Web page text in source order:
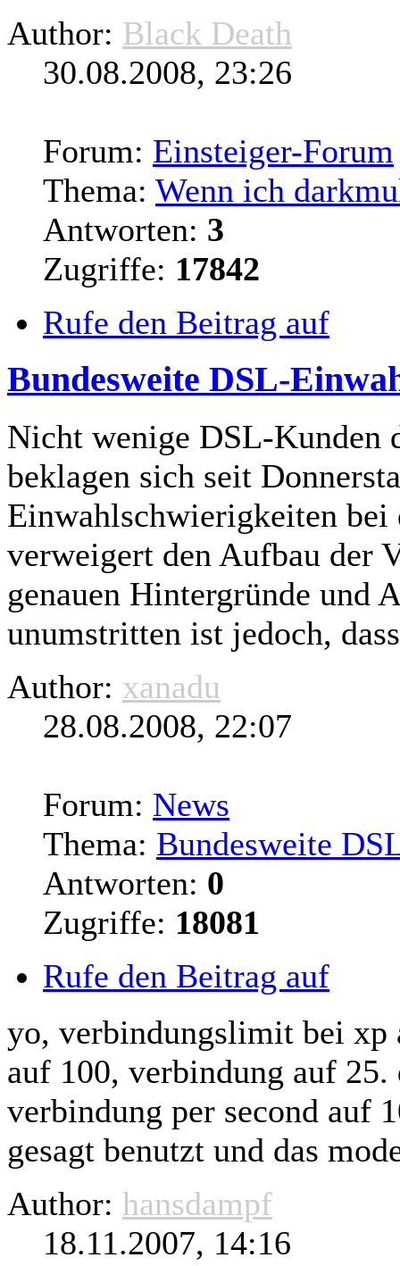
Author: Black Death
30.08.2008, 23:26
Forum: Einsteiger-Forum
Thema: Wenn ich
Antworten: 3
Zugriffe: 17842
Rufe den Beitrag auf
Bundesweite DSL-
Nicht wenige DSL-Kunden
beklagen sich seit
Einwahlschwierigkeiten
verweigert den Aufbau der
genauen Hintergründe und
unumstritten ist jedoch,
Author: xanadu
28.08.2008, 22:07
Forum: News
Thema: Bundesweite
Antworten: 0
Zugriffe: 18081
Rufe den Beitrag auf
yo, verbindungslimit bei xp
auf 100, verbindung auf
verbindung per second auf
gesagt benutzt und das
Author: hansdampf
18.11.2007, 14:16